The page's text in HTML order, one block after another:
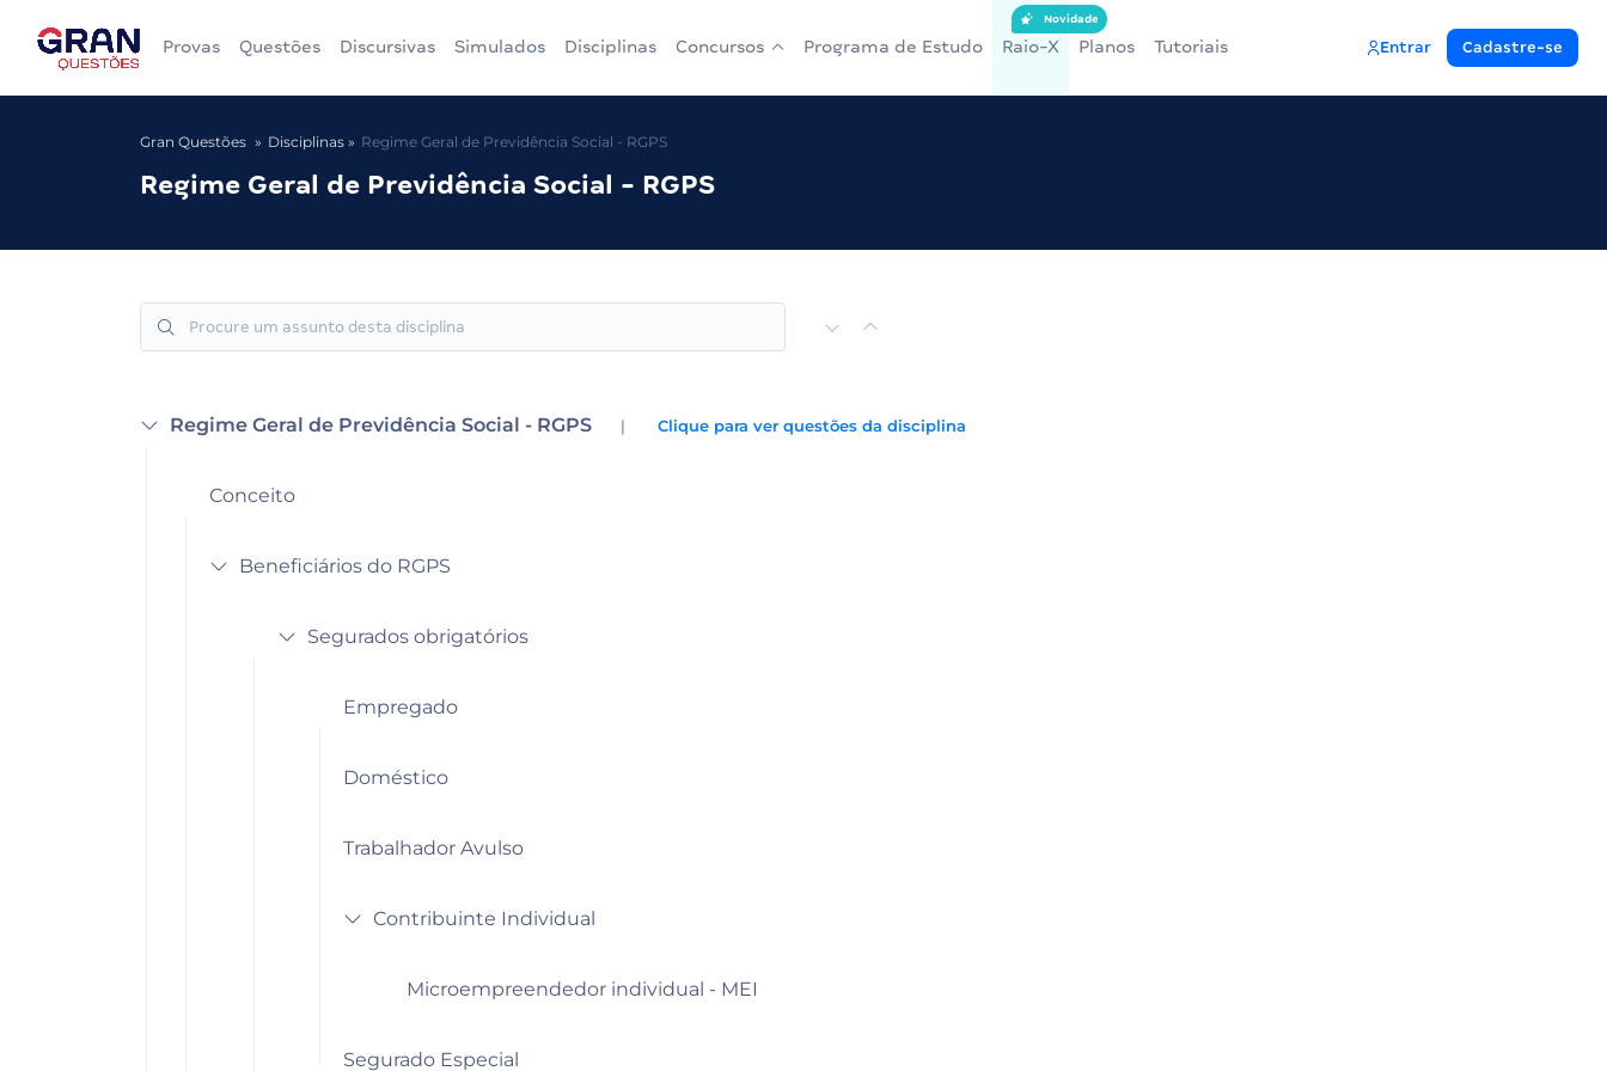
Provas Questões Discursivas Simulados Disciplinas Concursos Programa de Estudo Raio-X
Novidade
Planos Tutoriais Entrar Cadastre-se
Gran Questões Disciplinas Regime Geral de Previdência Social - RGPS
Regime Geral de Previdência Social - RGPS
Regime Geral de Previdência Social - RGPS | Clique para ver questões da disciplina
Conceito
Beneficiários do RGPS
Segurados obrigatórios
Empregado
Doméstico
Trabalhador Avulso
Contribuinte Individual
Microempreendedor individual - MEI
Segurado Especial